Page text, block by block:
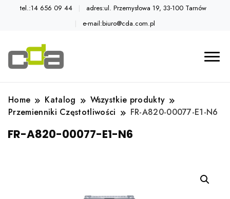
tel.:14 656 09 44
adres:ul. Przemysłowa 19, 33-100 Tarnów
e-mail:biuro@cda.com.pl
Home Katalog
Wszystkie produkty
Przemienniki Częstotliwości
FR-A820-00077-E1-N6
FR-A820-00077-E1-N6